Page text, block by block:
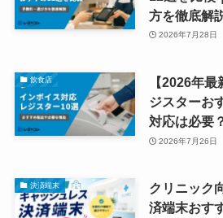
方を徹底解
2026年7月28日
飲食店
【2026年
ジスターお
対応は必要
2026年7月26日
決済端末
クリニック
済端末おす